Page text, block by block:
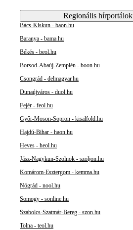
Regionális hírportálok
Bács-Kiskun - baon.hu
Baranya - bama.hu
Békés - beol.hu
Borsod-Abaúj-Zemplén - boon.hu
Csongrád - delmagyar.hu
Dunaújváros - duol.hu
Fejér - feol.hu
Győr-Moson-Sopron - kisalfold.hu
Hajdú-Bihar - haon.hu
Heves - heol.hu
Jász-Nagykun-Szolnok - szoljon.hu
Komárom-Esztergom - kemma.hu
Nógrád - nool.hu
Somogy - sonline.hu
Szabolcs-Szatmár-Bereg - szon.hu
Tolna - teol.hu